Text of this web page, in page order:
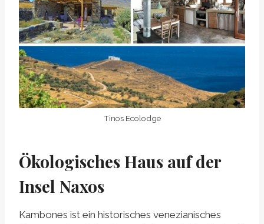
Tinos Ecolodge
Ökologisches Haus auf der
Insel Naxos
Kambones ist ein historisches venezianisches